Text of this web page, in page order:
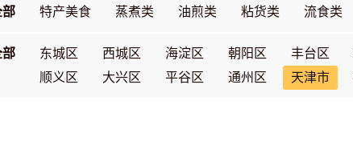
部 特产美食 蒸煮类 油煎类 粘货类 流食类
部 东城区 西城区 海淀区 朝阳区 丰台区
顺义区
大兴区 平谷区 通州区 天津市